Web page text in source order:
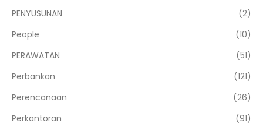
PENYUSUNAN
(2)
People
(10)
PERAWATAN
(51)
Perbankan
(121)
Perencanaan
(26)
Perkantoran
(91)